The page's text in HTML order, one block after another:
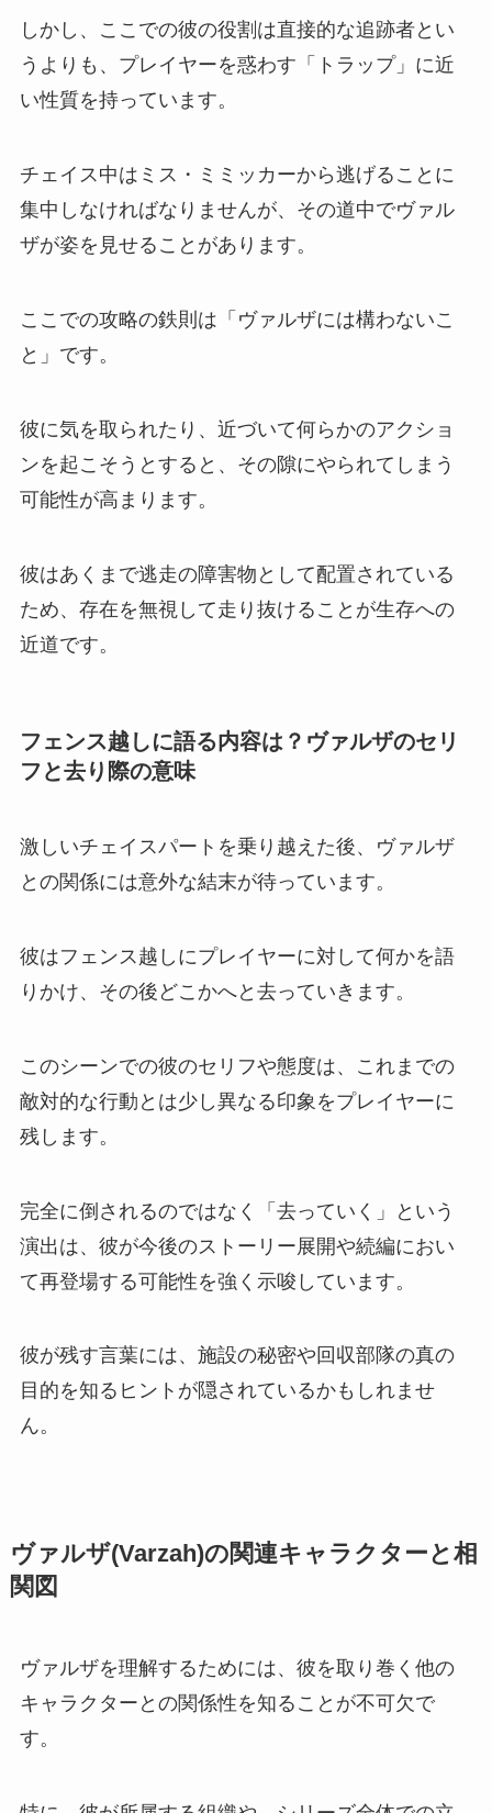
しかし、ここでの彼の役割は直接的な追跡者とい
うよりも、プレイヤーを惑わす「トラップ」に近
い性質を持っています。
チェイス中はミス・ミミッカーから逃げることに
集中しなければなりませんが、その道中でヴァル
ザが姿を見せることがあります。
ここでの攻略の鉄則は「ヴァルザには構わないこ
と」です。
彼に気を取られたり、近づいて何らかのアクショ
ンを起こそうとすると、その隙にやられてしまう
可能性が高まります。
彼はあくまで逃走の障害物として配置されている
ため、存在を無視して走り抜けることが生存への
近道です。
フェンス越しに語る内容は？ヴァルザのセリ
フと去り際の意味
激しいチェイスパートを乗り越えた後、ヴァルザ
との関係には意外な結末が待っています。
彼はフェンス越しにプレイヤーに対して何かを語
りかけ、その後どこかへと去っていきます。
このシーンでの彼のセリフや態度は、これまでの
敵対的な行動とは少し異なる印象をプレイヤーに
残します。
完全に倒されるのではなく「去っていく」という
演出は、彼が今後のストーリー展開や続編におい
て再登場する可能性を強く示唆しています。
彼が残す言葉には、施設の秘密や回収部隊の真の
目的を知るヒントが隠されているかもしれませ
ん。
ヴァルザ(Varzah)の関連キャラクターと相
関図
ヴァルザを理解するためには、彼を取り巻く他の
キャラクターとの関係性を知ることが不可欠で
す。